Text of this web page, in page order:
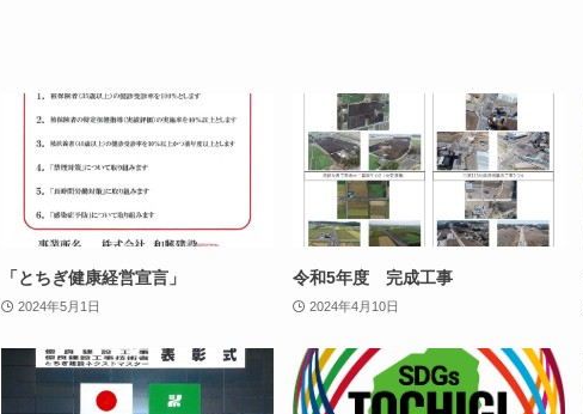
「とちぎ健康経営宣言」
2024年5月1日
令和5年度 完成工事
2024年4月10日